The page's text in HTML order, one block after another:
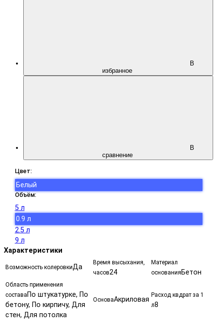
В
избранное
В
сравнение
Цвет:
Белый
Объём:
5 л
0.9 л
2.5 л
9 л
Характеристики
Возможность колеровкиДа
Время высыхания,
часов24
Материал
основания Бетон
Область применения
состава По штукатурке, По
бетону, По кирпичу, Для
стен, Для потолка
ОсноваАкриловая
Расход квдрат за 1
л8